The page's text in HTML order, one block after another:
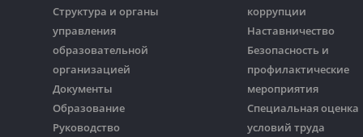
Структура и органы
управления
образовательной
организацией
Документы
Образование
Руководство
коррупции
Наставничество
Безопасность и
профилактические
мероприятия
Специальная оценка
условий труда